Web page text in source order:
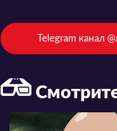
Telegram канал